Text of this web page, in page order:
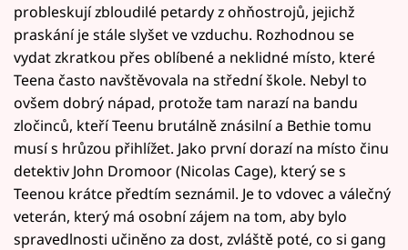
probleskují zbloudilé petardy z ohňostrojů, jejichž
praskání je stále slyšet ve vzduchu. Rozhodnou se
vydat zkratkou přes oblíbené a neklidné místo, které
Teena často navštěvovala na střední škole. Nebyl to
ovšem dobrý nápad, protože tam narazí na bandu
zločinců, kteří Teenu brutálně znásilní a Bethie tomu
musí s hrůzou přihlížet. Jako první dorazí na místo činu
detektiv John Dromoor (Nicolas Cage), který se s
Teenou krátce předtím seznámil. Je to vdovec a válečný
veterán, který má osobní zájem na tom, aby bylo
spravedlnosti učiněno za dost, zvláště poté, co si gang